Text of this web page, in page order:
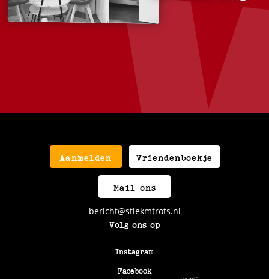
Aanmelden Vriendenboekje
Mail ons
bericht@stiekmtrots.nl
Volg ons op
Instagram
Facebook